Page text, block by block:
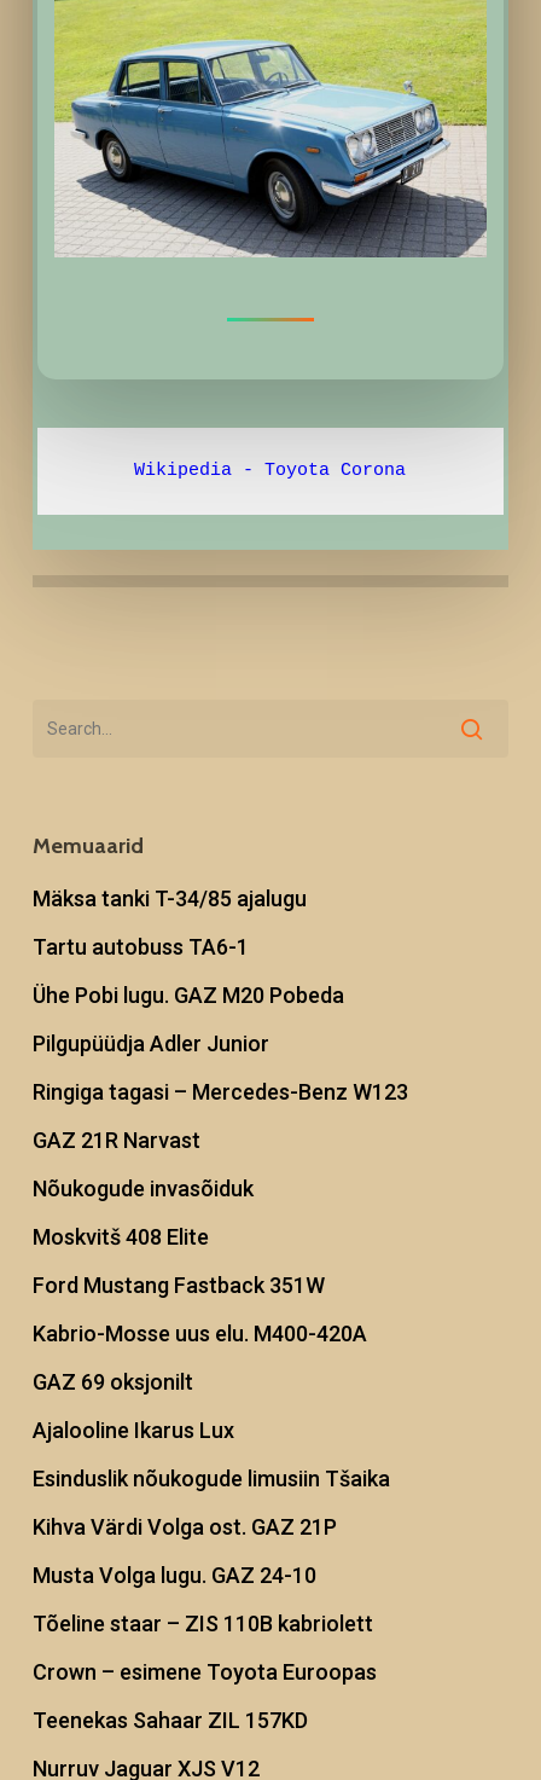
Wikipedia - Toyota Corona
Memuaarid
Mäksa tanki T-34/85 ajalugu
Tartu autobuss TA6-1
Ühe Pobi lugu. GAZ M20 Pobeda
Pilgupüüdja Adler Junior
Ringiga tagasi – Mercedes-Benz W123
GAZ 21R Narvast
Nõukogude invasõiduk
Moskvitš 408 Elite
Ford Mustang Fastback 351W
Kabrio-Mosse uus elu. M400-420A
GAZ 69 oksjonilt
Ajalooline Ikarus Lux
Esinduslik nõukogude limusiin Tšaika
Kihva Värdi Volga ost. GAZ 21P
Musta Volga lugu. GAZ 24-10
Tõeline staar – ZIS 110B kabriolett
Crown – esimene Toyota Euroopas
Teenekas Sahaar ZIL 157KD
Nurruv Jaguar XJS V12